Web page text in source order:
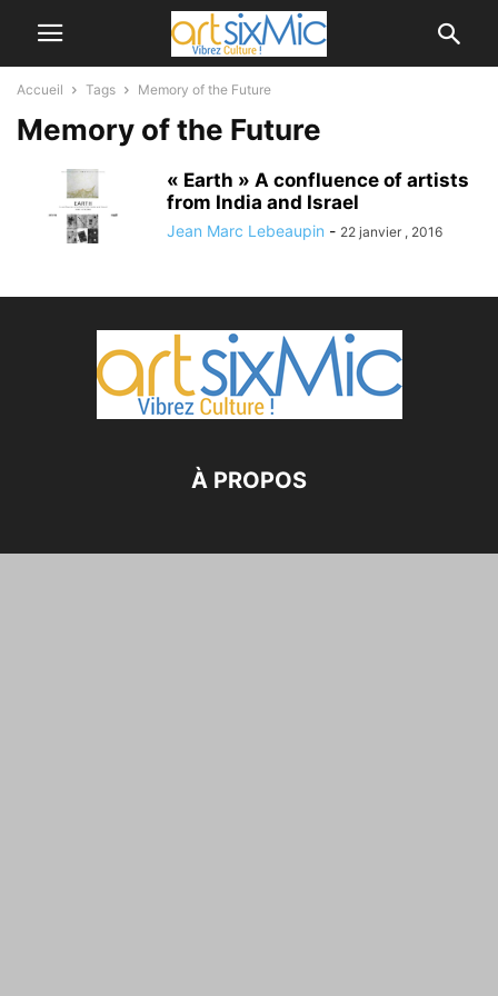
Accueil Tags Memory of the Future
Memory of the Future
« Earth » A confluence of artists
from India and Israel
Jean Marc Lebeaupin - 22 janvier , 2016
À PROPOS